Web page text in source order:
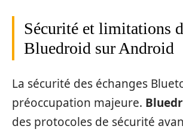
Sécurité et limitations
Bluedroid sur Android
La sécurité des échanges
préoccupation majeure.
des protocoles de sécurité